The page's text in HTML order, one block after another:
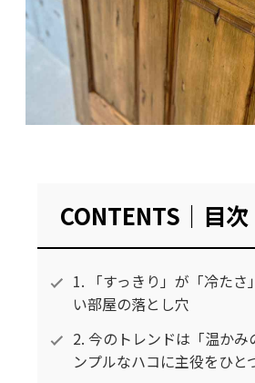
CONTENTS｜目次
1. 「すっきり」が「冷たさ
い部屋の落とし穴
2. 今のトレンドは「温かみ
ンプルなハコに主役をひと